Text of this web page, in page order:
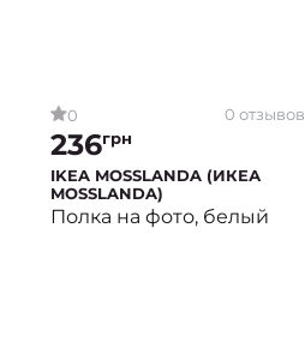
0 0 отзывов
236грн
IKEA MOSSLANDA (ИКЕА
MOSSLANDA)
Полка на фото, белый